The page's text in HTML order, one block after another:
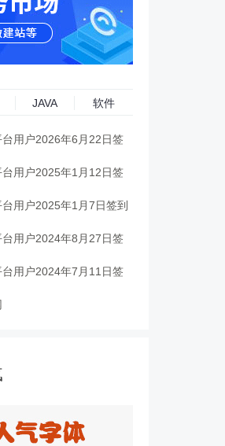
JAVA 软件
用户2026年6月22日签
用户2025年1月12日签
用户2025年1月7日签到
用户2024年8月27日签
用户2024年7月11日签